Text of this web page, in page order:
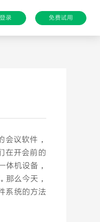
登录 免费试用
会议软件，
在开会前的
体机设备，
那么今天，
系统的方法